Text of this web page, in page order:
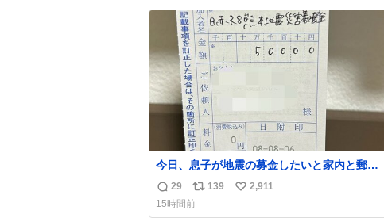
すべての動物の命が護られますように
2026.7.3📷多摩動物公園にて 残念ながら個体
の識別は出来ません
数
ス
ト
数
ね
数
今日、息子が地震の募金したいと家内と郵便
局に行ったみたいです。おもちゃとか買う選
択肢もあったと思うけど、自分で貯めてた2万
円を役に立てて欲しい、みんなも元気になっ
返
信
29
リ
ポ
139
い
2,911
15時間前